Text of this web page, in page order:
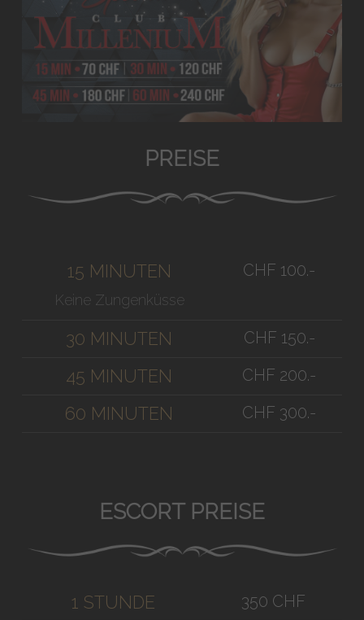
PREISE
15 MINUTEN
Keine Zungenküsse
CHF 100.-
30 MINUTEN CHF 150.-
45 MINUTEN CHF 200.-
60 MINUTEN CHF 300.-
ESCORT PREISE
1 STUNDE 350 CHF